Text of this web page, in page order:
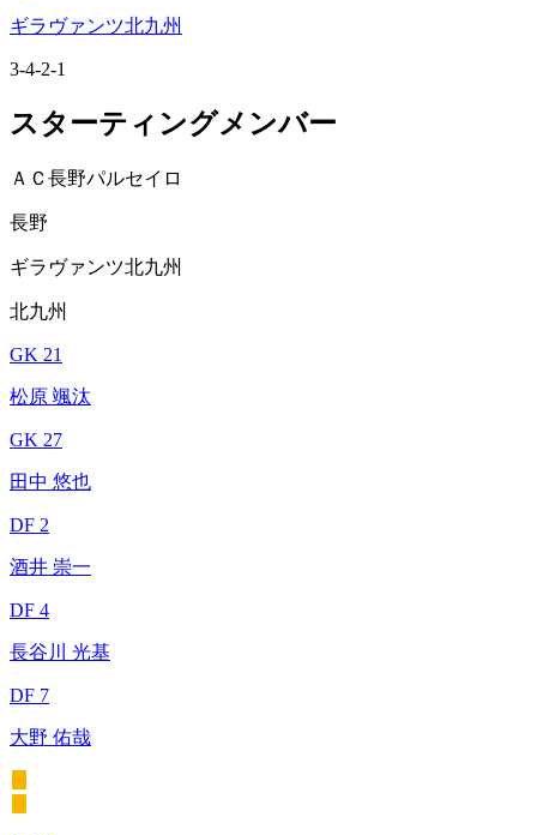
ギラヴァンツ北九州
3-4-2-1
スターティングメンバー
ＡＣ長野パルセイロ
長野
ギラヴァンツ北九州
北九州
GK 21
松原 颯汰
GK 27
田中 悠也
DF 2
酒井 崇一
DF 4
長谷川 光基
DF 7
大野 佑哉